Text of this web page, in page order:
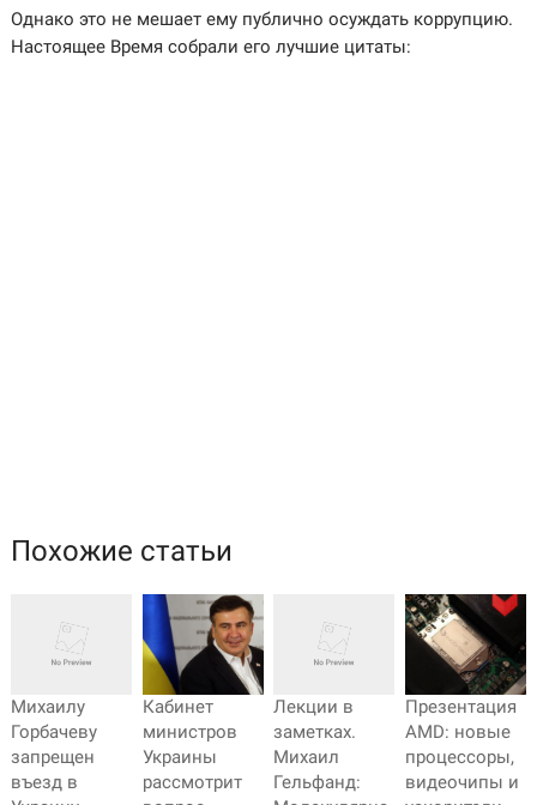
Однако это не мешает ему публично осуждать коррупцию.
Настоящее Время собрали его лучшие цитаты:
Похожие статьи
Михаилу
Горбачеву
запрещен
въезд в
Кабинет
министров
Украины
рассмотрит
Лекции в
заметках.
Михаил
Гельфанд:
Презентация
AMD: новые
процессоры,
видеочипы и